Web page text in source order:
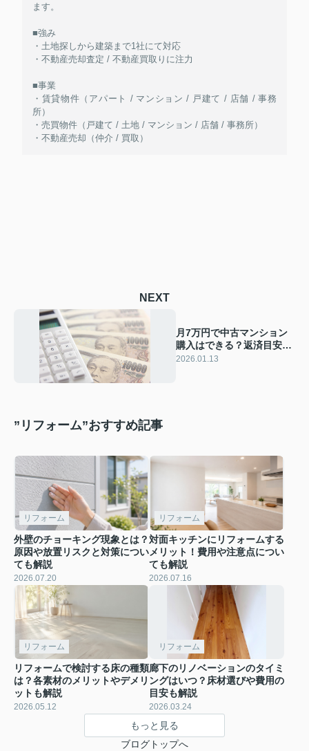
ます。
■強み
・土地探しから建築まで1社にて対応
・不動産売却査定 / 不動産買取りに注力
■事業
・賃貸物件（アパート / マンション / 戸建て / 店舗 / 事務
所）
・売買物件（戸建て / 土地 / マンション / 店舗 / 事務所）
・不動産売却（仲介 / 買取）
NEXT
月7万円で中古マンション
購入はできる？返済目安や
借入額の考え方も解説
2026.01.13
”リフォーム”おすすめ記事
リフォーム
外壁のチョーキング現象とは？
原因や放置リスクと対策につい
ても解説
2026.07.20
リフォーム
対面キッチンにリフォームする
メリット！費用や注意点につい
ても解説
2026.07.16
リフォーム
リフォームで検討する床の種類
は？各素材のメリットやデメリ
ットも解説
2026.05.12
リフォーム
廊下のリノベーションのタイミ
ングはいつ？床材選びや費用の
目安も解説
2026.03.24
もっと見る
ブログトップへ